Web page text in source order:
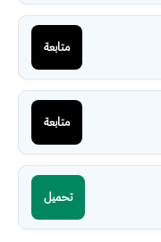
متابعة
متابعة
تحميل